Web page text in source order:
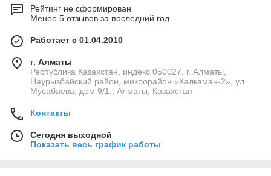
Рейтинг не сформирован
Менее 5 отзывов за последний год
Работает с 01.04.2010
г. Алматы
Республика Казахстан, индекс 050027, г. Алматы,
Наурызбайский район, микрорайон «Калкаман-2», ул.
Мусабаева, дом 9/1., Алматы, Казахстан
Контакты
Сегодня выходной
Показать весь график работы